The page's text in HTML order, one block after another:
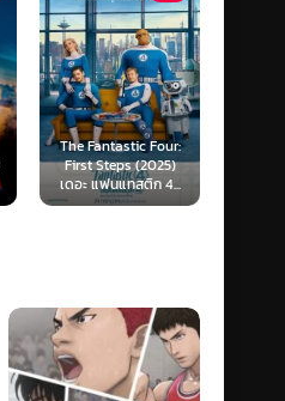
Kraken (2025) คราเคน
เลื้อยสยอง 20,000
โยชน์...